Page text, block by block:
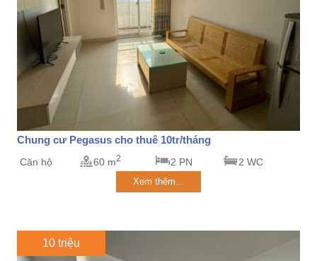
Chung cư Pegasus cho thuê 10tr/tháng
Căn hộ 60 m2 2 PN 2 WC
Xem thêm...
10 triệu